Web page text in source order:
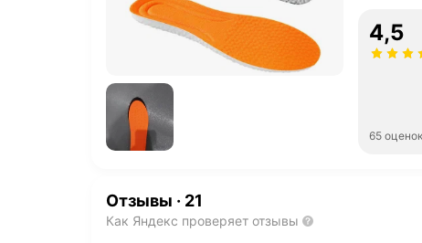
4,5
65 оценок
Отзывы · 21
Как Яндекс проверяет отзывы